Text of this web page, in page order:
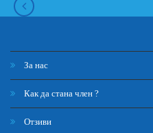
За нас
Как да стана член ?
Отзиви